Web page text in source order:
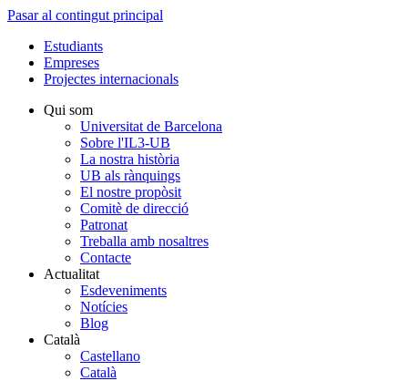
Pasar al contingut principal
Estudiants
Empreses
Projectes internacionals
Qui som
Universitat de Barcelona
Sobre l'IL3-UB
La nostra història
UB als rànquings
El nostre propòsit
Comitè de direcció
Patronat
Treballa amb nosaltres
Contacte
Actualitat
Esdeveniments
Notícies
Blog
Català
Castellano
Català